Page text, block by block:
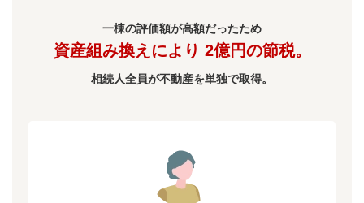
一棟の評価額が高額だったため
資産組み換えにより 2億円の節税。
相続人全員が不動産を単独で取得。